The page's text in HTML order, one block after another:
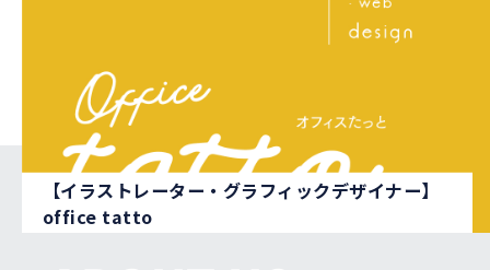
ストレーター・グラフィックデザイナー】
tatto